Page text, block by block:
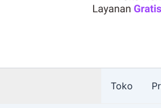
Toko